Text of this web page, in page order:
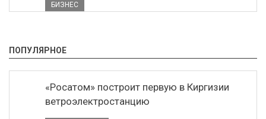
БИЗНЕС
ПОПУЛЯРНОЕ
«Росатом» построит первую в Киргизии
ветроэлектростанцию